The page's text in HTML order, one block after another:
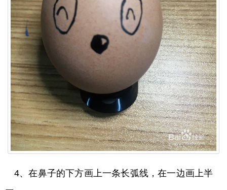
4、在鼻子的下方画上一条长弧线，在一边画上半